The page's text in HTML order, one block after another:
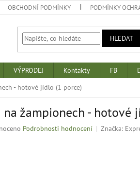
OBCHODNÍ PODMÍNKY PODMÍNKY
HLEDAT
VÝPRODEJ Kontakty FB
- hotové jídlo (1 porce)
na žampionech - hotové
Podrobnosti hodnocení Značka: